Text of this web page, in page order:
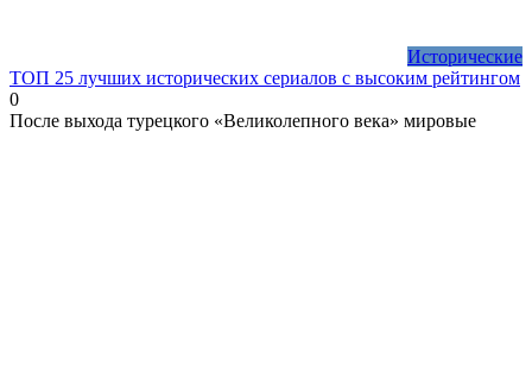
Исторические
ТОП 25 лучших исторических сериалов с высоким рейтингом
0
После выхода турецкого «Великолепного века» мировые